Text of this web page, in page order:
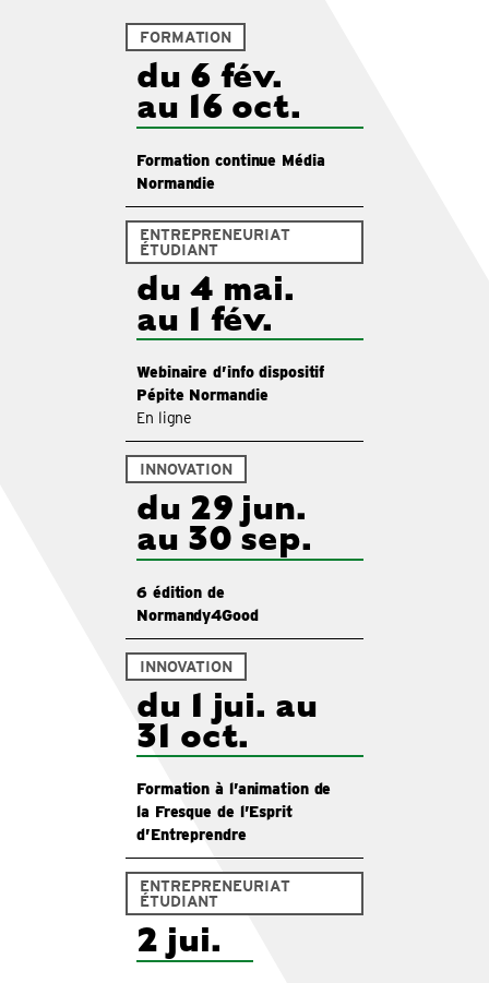
FORMATION
du 6 fév.
au 16 oct.
Formation continue Média
Normandie
ENTREPRENEURIAT
ÉTUDIANT
du 4 mai.
au 1 fév.
Webinaire d’info dispositif
Pépite Normandie
En ligne
INNOVATION
du 29 jun.
au 30 sep.
6 édition de
Normandy4Good
INNOVATION
du 1 jui. au
31 oct.
Formation à l’animation de
la Fresque de l’Esprit
d’Entreprendre
ENTREPRENEURIAT
ÉTUDIANT
2 jui.